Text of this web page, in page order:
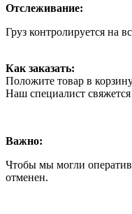
Отслеживание:
Груз контролируется на
Как заказать:
Положите товар в
Наш специалист
Важно:
Чтобы мы могли
отменен.